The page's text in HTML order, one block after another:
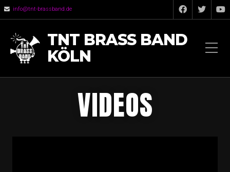
info@tnt-brassband.de
TNT BRASS BAND
KÖLN
VIDEOS